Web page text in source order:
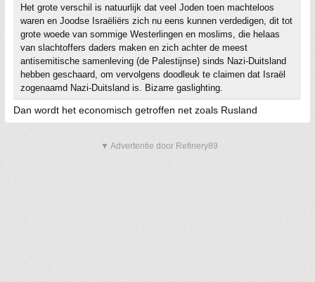
Het grote verschil is natuurlijk dat veel Joden toen machteloos
waren en Joodse Israëliërs zich nu eens kunnen verdedigen, dit tot
grote woede van sommige Westerlingen en moslims, die helaas
van slachtoffers daders maken en zich achter de meest
antisemitische samenleving (de Palestijnse) sinds Nazi-Duitsland
hebben geschaard, om vervolgens doodleuk te claimen dat Israël
zogenaamd Nazi-Duitsland is. Bizarre gaslighting.
Dan wordt het economisch getroffen net zoals Rusland
▼ Advertentie door Refinery89